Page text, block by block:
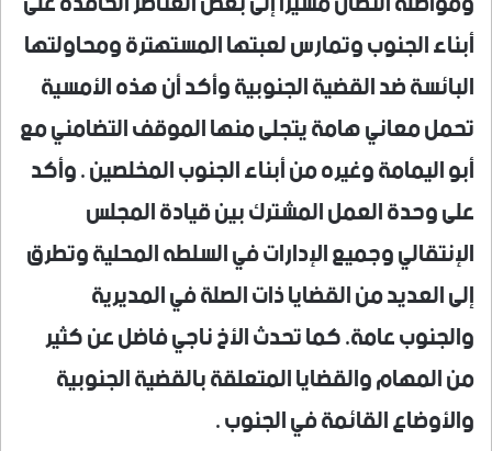
أبناء الجنوب وتمارس لعبتها المستهترة ومحاولتها
البائسة ضد القضية الجنوبية وأكد أن هذه الأمسية
تحمل معاني هامة يتجلى منها الموقف التضامني مع
أبو اليمامة وغيره من أبناء الجنوب المخلصين . وأكد
على وحدة العمل المشترك بين قيادة المجلس
الإنتقالي وجميع الإدارات في السلطه المحلية وتطرق
إلى العديد من القضايا ذات الصلة في المديرية
والجنوب عامة. كما تحدث الأخ ناجي فاضل عن كثير
من المهام والقضايا المتعلقة بالقضية الجنوبية
والأوضاع القائمة في الجنوب .